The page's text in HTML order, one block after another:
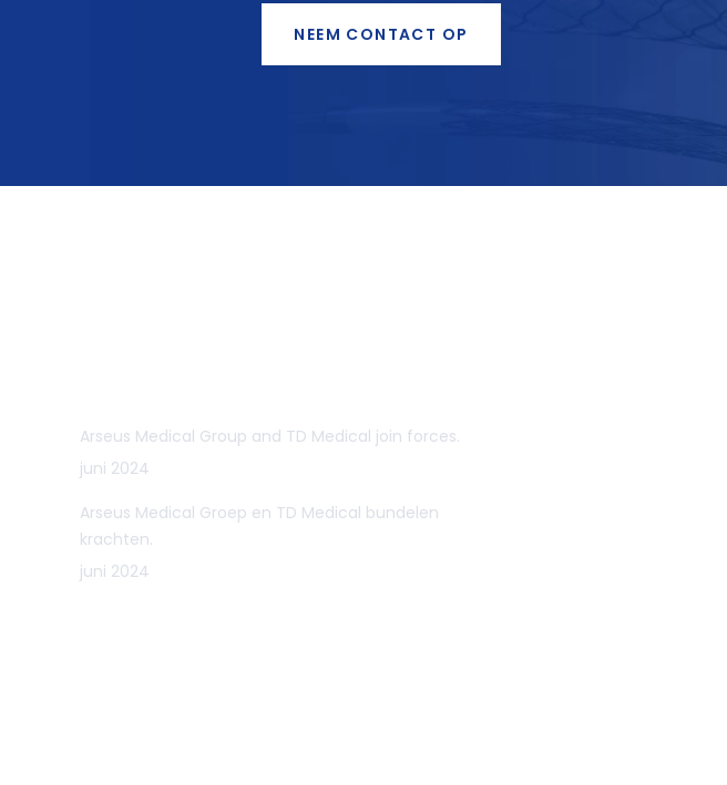
NEEM CONTACT OP
Arseus Medical Group and TD Medical join forces.
juni 2024
Arseus Medical Groep en TD Medical bundelen
krachten.
juni 2024